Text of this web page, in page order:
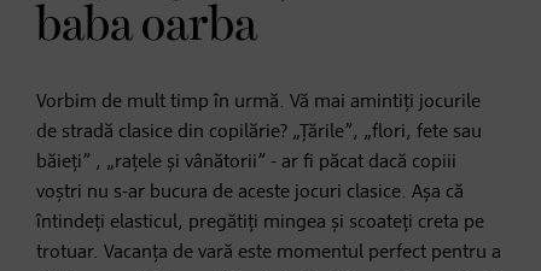
baba oarba
Vorbim de mult timp în urmă. Vă mai amintiți jocurile
de stradă clasice din copilărie? „Țările”, „flori, fete sau
băieți” , „rațele și vânătorii” - ar fi păcat dacă copiii
voștri nu s-ar bucura de aceste jocuri clasice. Așa că
întindeți elasticul, pregătiți mingea și scoateți creta pe
trotuar. Vacanța de vară este momentul perfect pentru a